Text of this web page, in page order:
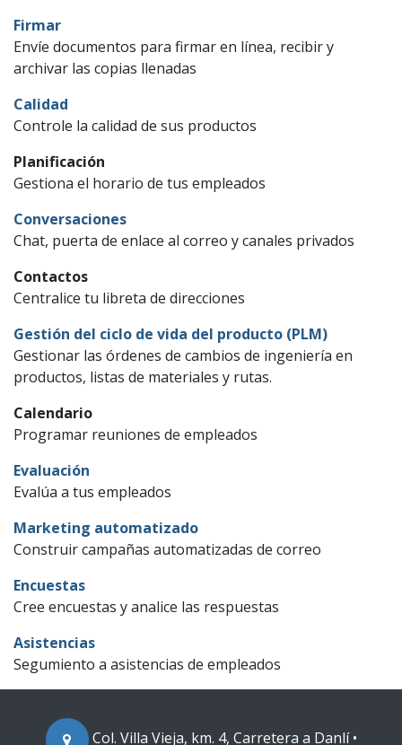
Firmar
Envíe documentos para firmar en línea, recibir y
archivar las copias llenadas
Calidad
Controle la calidad de sus productos
Planificación
Gestiona el horario de tus empleados
Conversaciones
Chat, puerta de enlace al correo y canales privados
Contactos
Centralice tu libreta de direcciones
Gestión del ciclo de vida del producto (PLM)
Gestionar las órdenes de cambios de ingeniería en
productos, listas de materiales y rutas.
Calendario
Programar reuniones de empleados
Evaluación
Evalúa a tus empleados
Marketing automatizado
Construir campañas automatizadas de correo
Encuestas
Cree encuestas y analice las respuestas
Asistencias
Segumiento a asistencias de empleados
Col. Villa Vieja, km. 4, Carretera a Danlí •